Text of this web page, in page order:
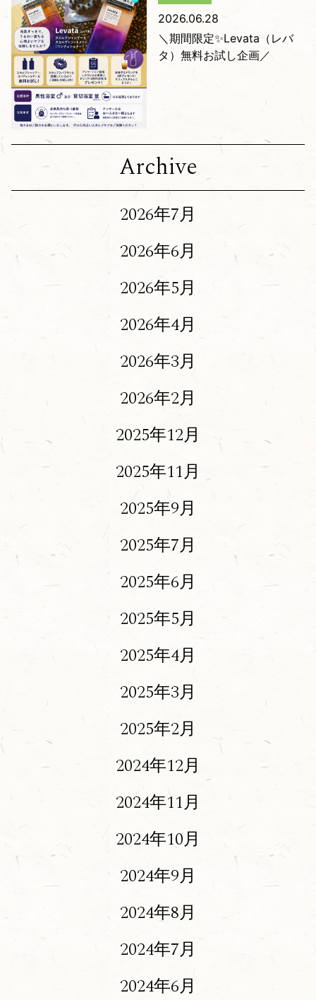
2026.06.28
＼期間限定✨Levata（レバ
タ）無料お試し企画／
Archive
2026年7月
2026年6月
2026年5月
2026年4月
2026年3月
2026年2月
2025年12月
2025年11月
2025年9月
2025年7月
2025年6月
2025年5月
2025年4月
2025年3月
2025年2月
2024年12月
2024年11月
2024年10月
2024年9月
2024年8月
2024年7月
2024年6月